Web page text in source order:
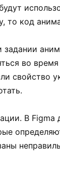
то код
во
свойство
В Figma